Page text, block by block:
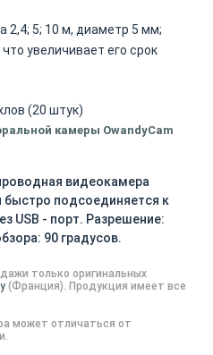
2,4; 5; 10 м, диаметр 5 мм;
увеличивает его срок
(20 штук)
камеры OwandyCam
видеокамера
быстро подсоединяется к
USB - порт. Разрешение:
90 градусов.
только оригинальных
(Франция). Продукция имеет все
может отличаться от